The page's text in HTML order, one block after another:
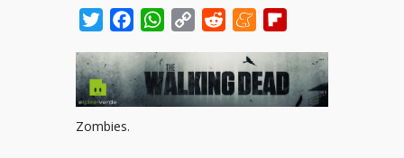
TwitterFacebookWhatsApp
Copy
Reddit Meneame
Zombies.